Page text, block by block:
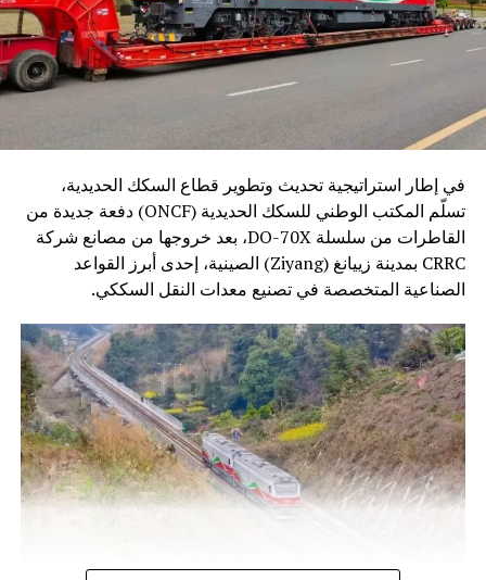
في إطار استراتيجية تحديث وتطوير قطاع السكك الحديدية،
تسلّم المكتب الوطني للسكك الحديدية (ONCF) دفعة جديدة من
القاطرات من سلسلة DO-70X، بعد خروجها من مصانع شركة
CRRC بمدينة زييانغ (Ziyang) الصينية، إحدى أبرز القواعد
الصناعية المتخصصة في تصنيع معدات النقل السككي.